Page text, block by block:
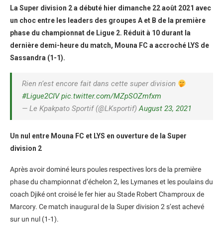
La Super division 2 a débuté hier dimanche 22 août 2021 avec
un choc entre les leaders des groupes A et B de la première
phase du championnat de Ligue 2. Réduit à 10 durant la
dernière demi-heure du match, Mouna FC a accroché LYS de
Sassandra (1-1).
Rien n’est encore fait dans cette super division
#Ligue2CIV pic.twitter.com/MZpSOZmfxm
— Le Kpakpato Sportif (@LKsportif)August 23, 2021
Un nul entre Mouna FC et LYS en ouverture de la Super
division 2
Après avoir dominé leurs poules respectives lors de la première
phase du championnat d’échelon 2, les Lymanes et les poulains du
coach Djiké ont croisé le fer hier au Stade Robert Champroux de
Marcory. Ce match inaugural de la Super division 2 s’est achevé
sur un nul (1-1).